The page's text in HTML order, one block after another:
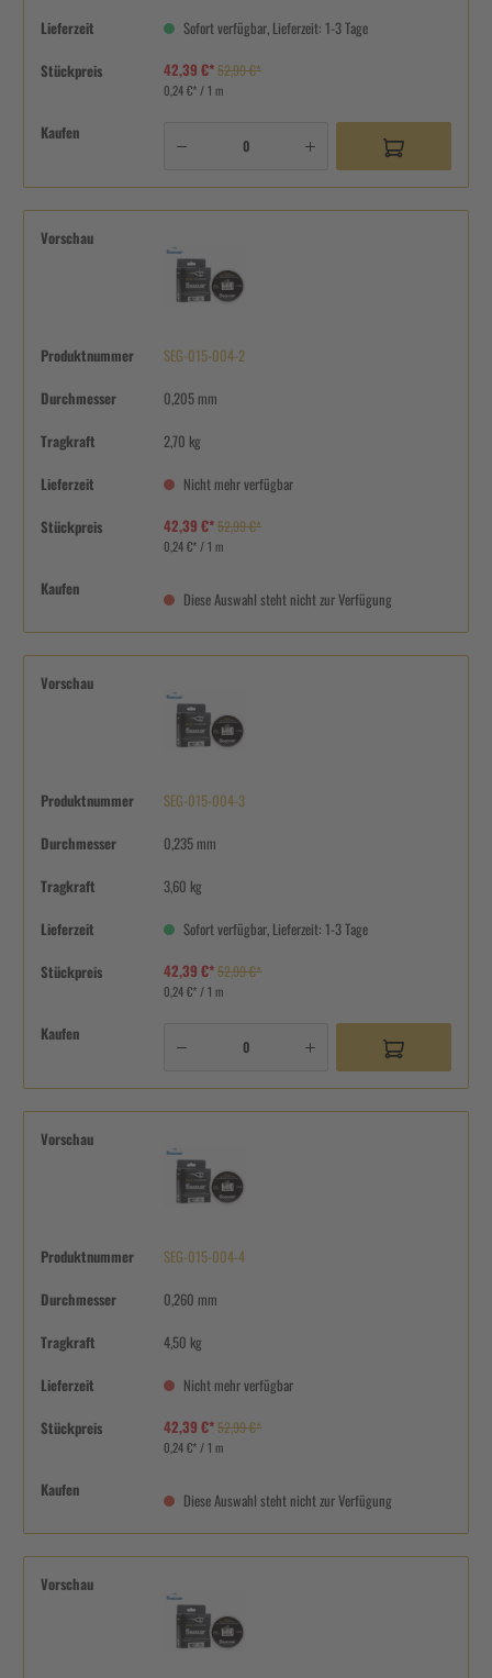
Lieferzeit Sofort verfügbar, Lieferzeit: 1-3 Tage
Stückpreis 42,39 €*52,99 €*
0,24 €* / 1 m
Kaufen
Vorschau
Produktnummer SEG-015-004-2
Durchmesser 0,205 mm
Tragkraft 2,70 kg
Lieferzeit Nicht mehr verfügbar
Stückpreis 42,39 €*52,99 €*
0,24 €* / 1 m
Kaufen
Diese Auswahl steht nicht zur Verfügung
Vorschau
Produktnummer SEG-015-004-3
Durchmesser 0,235 mm
Tragkraft 3,60 kg
Lieferzeit Sofort verfügbar, Lieferzeit: 1-3 Tage
Stückpreis 42,39 €*52,99 €*
0,24 €* / 1 m
Kaufen
Vorschau
Produktnummer SEG-015-004-4
Durchmesser 0,260 mm
Tragkraft 4,50 kg
Lieferzeit Nicht mehr verfügbar
Stückpreis 42,39 €*52,99 €*
0,24 €* / 1 m
Kaufen
Diese Auswahl steht nicht zur Verfügung
Vorschau